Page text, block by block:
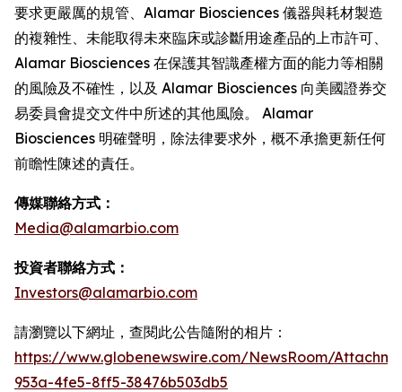
要求更嚴厲的規管、Alamar Biosciences 儀器與耗材製造
的複雜性、未能取得未來臨床或診斷用途產品的上市許可、
Alamar Biosciences 在保護其智識產權方面的能力等相關
的風險及不確性，以及 Alamar Biosciences 向美國證券交
易委員會提交文件中所述的其他風險。 Alamar
Biosciences 明確聲明，除法律要求外，概不承擔更新任何
前瞻性陳述的責任。
傳媒聯絡方式：
Media@alamarbio.com
投資者聯絡方式：
Investors@alamarbio.com
請瀏覽以下網址，查閱此公告隨附的相片：
https://www.globenewswire.com/NewsRoom/
953a-4fe5-8ff5-38476b503db5